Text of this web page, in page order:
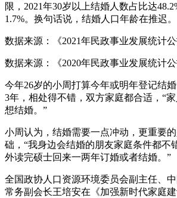
限，2021年30岁以上结婚人数占比达
1.7%。换句话说，结婚人口年龄在推迟。
数据来源：《2021年民政事业发展统计公
数据来源：《2020年民政事业发展统计公
今年26岁的小周打算今年或明年登记结
3年，相处得不错，双方家庭都合适，“
想结婚。”
小周认为，结婚需要一点冲动，更重要
础，“我身边会结婚的朋友家庭条件都不
外读完硕士回来一两年订婚或者结婚。”
全国政协人口资源环境委员会副主任、中
常务副会长王培安在《加强新时代家庭